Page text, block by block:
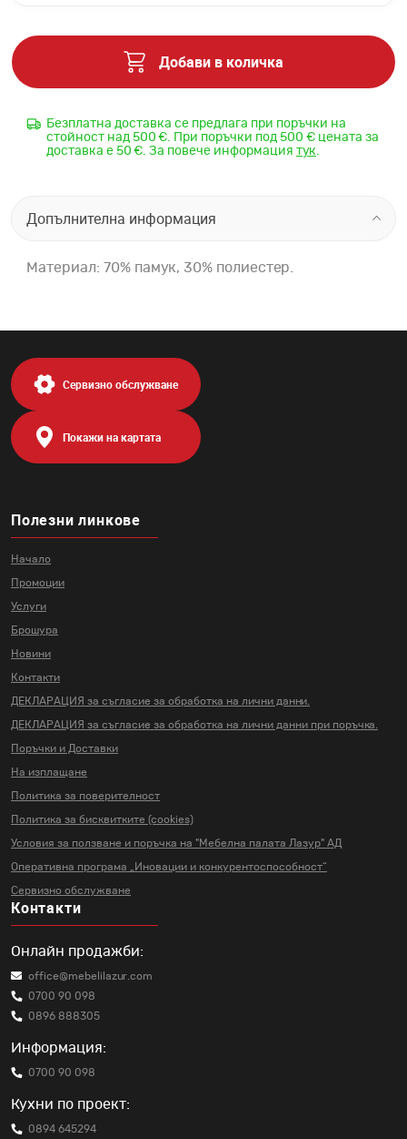
Добави в количка
Безплатна доставка се предлага при поръчки на
стойност над 500 €. При поръчки под 500 € цената за
доставка е 50 €. За повече информация тук.
Допълнителна информация
Материал: 70% памук, 30% полиестер.
Полезни линкове
Начало
Промоции
Услуги
Брошура
Новини
Контакти
ДЕКЛАРАЦИЯ за съгласие за обработка на лични данни.
ДЕКЛАРАЦИЯ за съгласие за обработка на лични данни при поръчка.
Поръчки и Доставки
На изплащане
Политика за поверителност
Политика за бисквитките (cookies)
Условия за ползване и поръчка на "Мебелна палата Лазур" АД
Оперативна програма „Иновации и конкурентоспособност“
Сервизно обслужване
Контакти
Онлайн продажби:
office@mebelilazur.com
0700 90 098
0896 888305
Информация:
0700 90 098
Кухни по проект:
0894 645294
Сервизно обслужване
Покажи на картата